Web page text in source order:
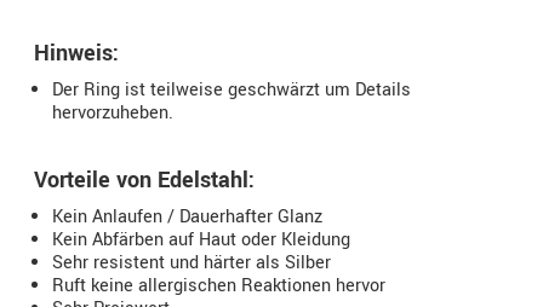
Hinweis:
Der Ring ist teilweise geschwärzt um Details
hervorzuheben.
Vorteile von Edelstahl:
Kein Anlaufen / Dauerhafter Glanz
Kein Abfärben auf Haut oder Kleidung
Sehr resistent und härter als Silber
Ruft keine allergischen Reaktionen hervor